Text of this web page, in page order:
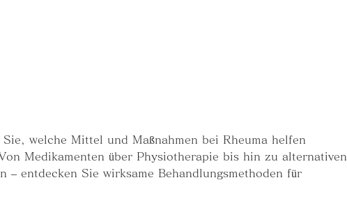
Sie, welche Mittel und Maßnahmen bei Rheuma helfen
Medikamenten über Physiotherapie bis hin zu alternativen
– entdecken Sie wirksame Behandlungsmethoden für